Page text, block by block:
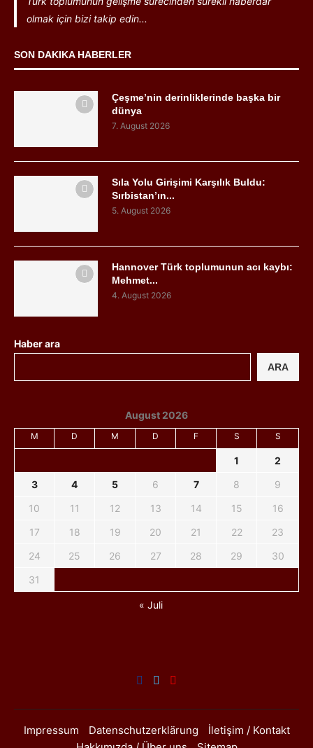
olmak için bizi takip edin...
SON DAKIKA HABERLER
Çeşme’nin derinliklerinde başka bir
dünya
7. August 2026
Sıla Yolu Girişimi Karşılık Buldu:
Sırbistan’ın...
5. August 2026
Hannover Türk toplumunun acı kaybı:
Mehmet...
4. August 2026
Haber ara
ARA
August 2026
M D M D F S S
1
2
3
4 5 6 7 8
9
10
11 12 13 14 15
16
17
18 19 20 21 22
23
24
25 26 27 28 29
30
31
« Juli
Impressum Datenschutzerklärung
İletişim / Kontakt